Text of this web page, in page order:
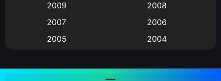
Big tits (นมใหญ่)
Bitch (ผู้หญิงร่าน)
2009
2008
2007
2006
2005
2004